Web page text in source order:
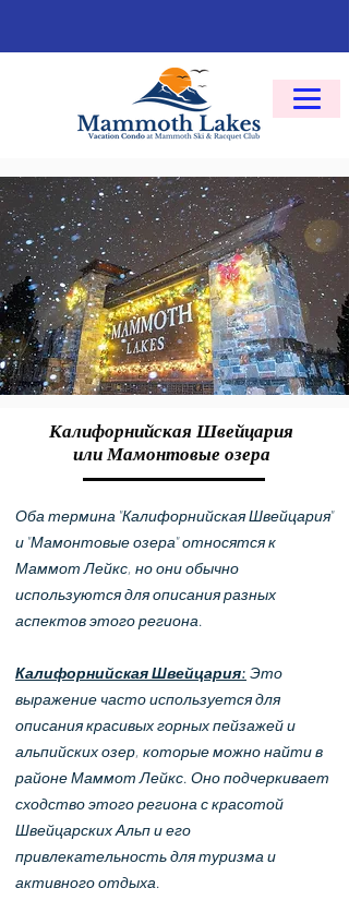
Калифорнийская Швейцария
или Мамонтовые озера
Оба термина "Калифорнийская Швейцария"
и "Мамонтовые озера" относятся к
Маммот Лейкс, но они обычно
используются для описания разных
аспектов этого региона.
Калифорнийская Швейцария: Это
выражение часто используется для
описания красивых горных пейзажей и
альпийских озер, которые можно найти в
районе Маммот Лейкс. Оно подчеркивает
сходство этого региона с красотой
Швейцарских Альп и его
привлекательность для туризма и
активного отдыха.